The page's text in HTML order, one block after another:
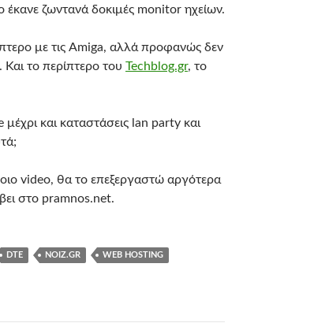
ζωντανά δοκιμές monitor ηχείων.
με τις Amiga, αλλά προφανώς δεν
Και το περίπτερο του Techblog.gr, το
και καταστάσεις lan party και
video, θα το επεξεργαστώ αργότερα
στο pramnos.net.
DTE NOIZ.GR WEB HOSTING